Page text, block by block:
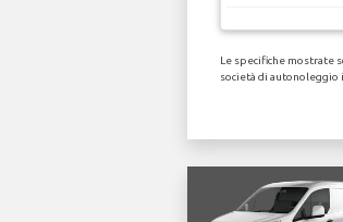
Le specifiche mostrate
società di autonoleggio